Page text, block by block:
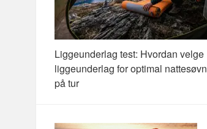
Liggeunderlag test: Hvordan velge
liggeunderlag for optimal nattesøvn
på tur